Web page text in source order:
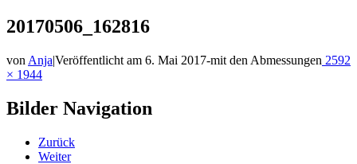
20170506_162816
von Anja|Veröffentlicht am 6. Mai 2017-mit den Abmessungen 2592
× 1944
Bilder Navigation
Zurück
Weiter